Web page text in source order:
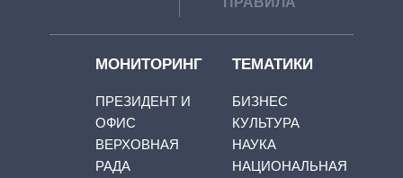
МОНИТОРИНГ
ПРЕЗИДЕНТ И
ОФИС
ВЕРХОВНАЯ
РАДА
ТЕМАТИКИ
БИЗНЕС
КУЛЬТУРА
НАУКА
НАЦИОНАЛЬНАЯ